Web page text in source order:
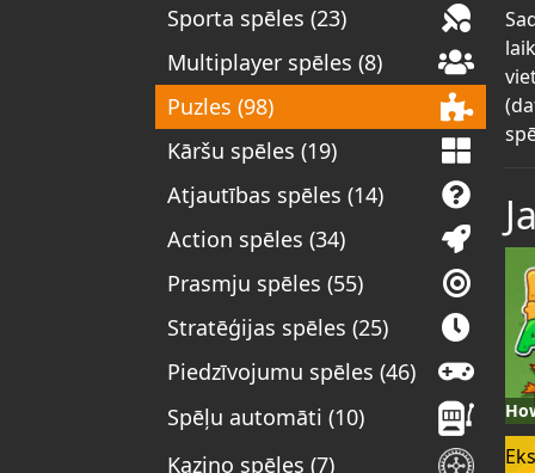
Sporta spēles (23)
Multiplayer spēles (8)
Puzles (98)
Kāršu spēles (19)
Atjautības spēles (14)
Action spēles (34)
Prasmju spēles (55)
Stratēģijas spēles (25)
Piedzīvojumu spēles (46)
Spēļu automāti (10)
Kazino spēles (7)